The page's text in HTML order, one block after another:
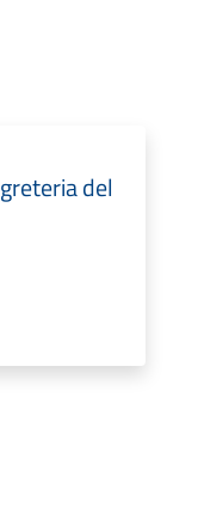
del